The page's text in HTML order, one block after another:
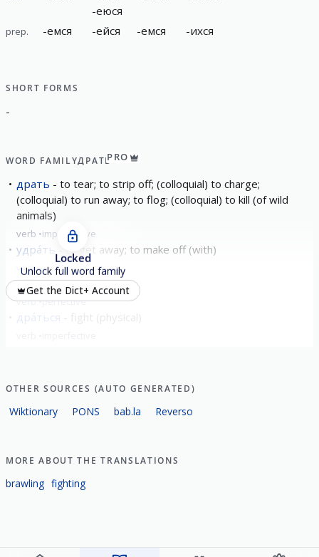
-еюся
prep. -емся -ейся -емся -ихся
SHORT FORMS
-
WORD FAMILYДРАТЬPRO
драть
to tear; to strip off; (colloquial) to charge;
(colloquial) to run away; to flog; (colloquial) to kill (of wild
animals)
verb imperfective
удра́ть to get away; to make off (with)
verb perfective
вы́драть to tear out
verb perfective
дра́ться
Locked
Unlock full word family
Get the Dict+ Account
OTHER SOURCES (AUTO GENERATED)
Wiktionary PONS bab.la Reverso
MORE ABOUT THE TRANSLATIONS
brawling fighting